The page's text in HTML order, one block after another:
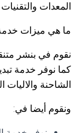
المعدات
ما هي ميزات
نقوم في بنشر
كما نوفر خدمة
الشاحنة والاليات
ونقوم أيضا في: